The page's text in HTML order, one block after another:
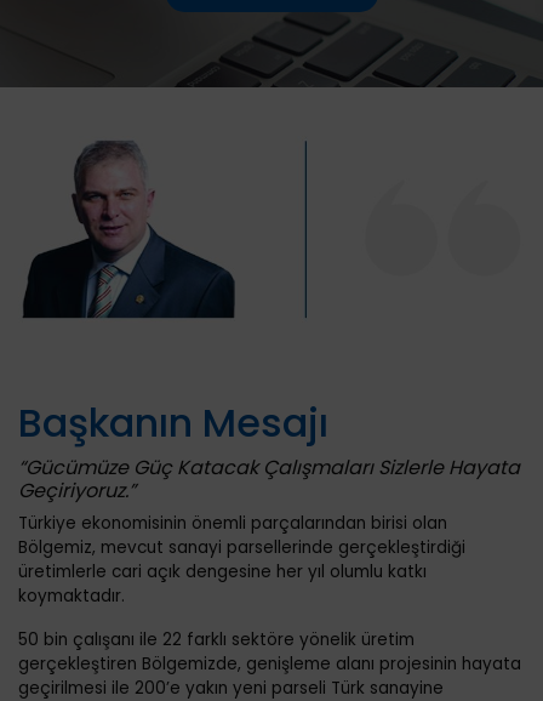
Başkanın Mesajı
“Gücümüze Güç Katacak Çalışmaları Sizlerle Hayata
Geçiriyoruz.”
Türkiye ekonomisinin önemli parçalarından birisi olan
Bölgemiz, mevcut sanayi parsellerinde gerçekleştirdiği
üretimlerle cari açık dengesine her yıl olumlu katkı
koymaktadır.
50 bin çalışanı ile 22 farklı sektöre yönelik üretim
gerçekleştiren Bölgemizde, genişleme alanı projesinin hayata
geçirilmesi ile 200’e yakın yeni parseli Türk sanayine